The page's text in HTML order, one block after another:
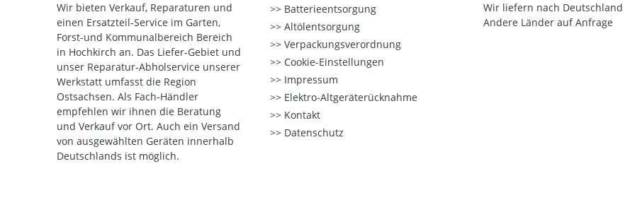
Wir bieten Verkauf, Reparaturen und
einen Ersatzteil-Service im Garten,
Forst-und Kommunalbereich Bereich
in Hochkirch an. Das Liefer-Gebiet und
unser Reparatur-Abholservice unserer
Werkstatt umfasst die Region
Ostsachsen. Als Fach-Händler
empfehlen wir ihnen die Beratung
und Verkauf vor Ort. Auch ein Versand
von ausgewählten Geräten innerhalb
Deutschlands ist möglich.
Batterieentsorgung
Altölentsorgung
Verpackungsverordnung
Cookie-Einstellungen
Impressum
Elektro-Altgeräterücknahme
Kontakt
Datenschutz
Wir liefern nach Deutschland
Andere Länder auf Anfrage